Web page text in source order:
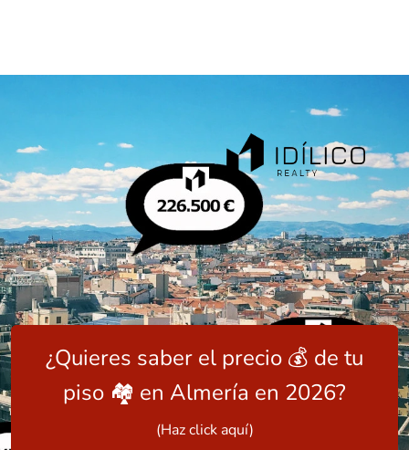
¿Quieres saber el precio 💰 de tu
piso 🏘️ en Almería en 2026?
(Haz click aquí)